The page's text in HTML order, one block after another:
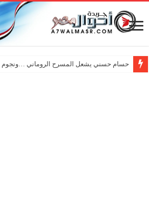
حسام حسني يشعل المسرح الروماني …ونجوم